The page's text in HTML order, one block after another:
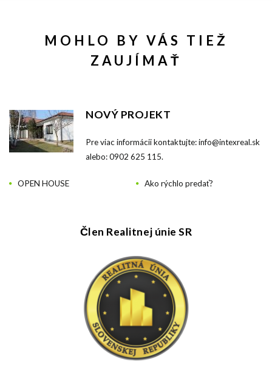
MOHLO BY VÁS TIEŽ
ZAUJÍMAŤ
NOVÝ PROJEKT
Pre viac informácii kontaktujte: info@intexreal.sk
alebo: 0902 625 115.
OPEN HOUSE Ako rýchlo predať?
Člen Realitnej únie SR